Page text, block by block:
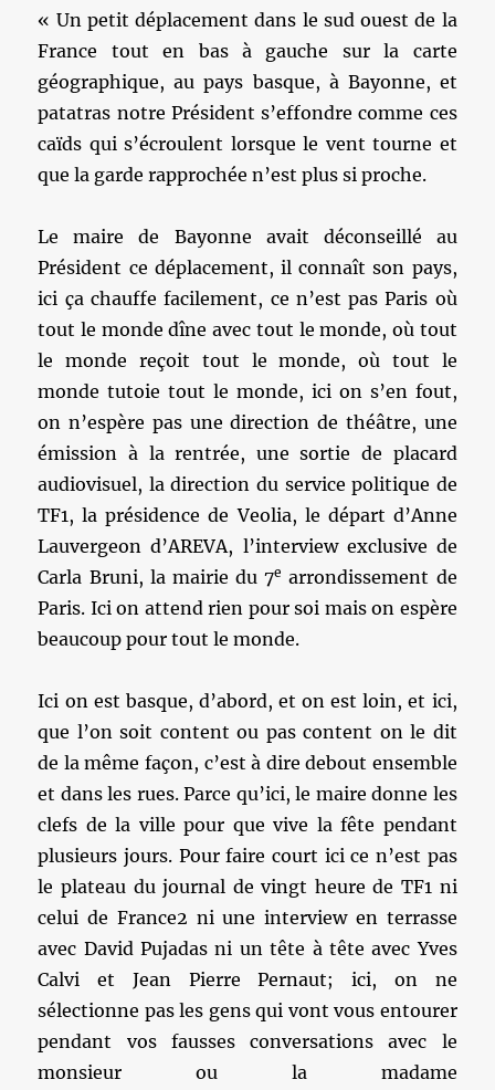
« Un petit déplacement dans le sud ouest de la
France tout en bas à gauche sur la carte
géographique, au pays basque, à Bayonne, et
patatras notre Président s’effondre comme ces
caïds qui s’écroulent lorsque le vent tourne et
que la garde rapprochée n’est plus si proche.
Le maire de Bayonne avait déconseillé au
Président ce déplacement, il connaît son pays,
ici ça chauffe facilement, ce n’est pas Paris où
tout le monde dîne avec tout le monde, où tout
le monde reçoit tout le monde, où tout le
monde tutoie tout le monde, ici on s’en fout,
on n’espère pas une direction de théâtre, une
émission à la rentrée, une sortie de placard
audiovisuel, la direction du service politique de
TF1, la présidence de Veolia, le départ d’Anne
Lauvergeon d’AREVA, l’interview exclusive de
Carla Bruni, la mairie du 7e arrondissement de
Paris. Ici on attend rien pour soi mais on espère
beaucoup pour tout le monde.
Ici on est basque, d’abord, et on est loin, et ici,
que l’on soit content ou pas content on le dit
de la même façon, c’est à dire debout ensemble
et dans les rues. Parce qu’ici, le maire donne les
clefs de la ville pour que vive la fête pendant
plusieurs jours. Pour faire court ici ce n’est pas
le plateau du journal de vingt heure de TF1 ni
celui de France2 ni une interview en terrasse
avec David Pujadas ni un tête à tête avec Yves
Calvi et Jean Pierre Pernaut; ici, on ne
sélectionne pas les gens qui vont vous entourer
pendant vos fausses conversations avec le
monsieur ou la madame